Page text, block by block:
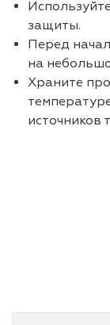
защиты.
Перед
на
Храните
источников